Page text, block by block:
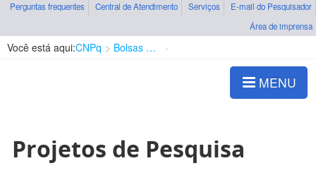
Perguntas frequentes Central de Atendimento Serviços
E-mail do Pesquisador
Área de imprensa
Você está aqui:CNPq Bolsas e Auxílios Vigentes
MENU
Projetos de Pesquisa